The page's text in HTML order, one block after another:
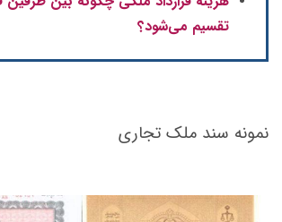
تقسیم می‌شود؟
نمونه سند ملک تجاری